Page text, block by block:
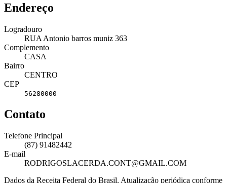
Endereço
Logradouro
RUA Antonio barros muniz 363
Complemento
CASA
Bairro
CENTRO
CEP
56280000
Contato
Telefone Principal
(87) 91482442
E-mail
RODRIGOSLACERDA.CONT@GMAIL.COM
Dados da Receita Federal do Brasil. Atualização periódica conforme